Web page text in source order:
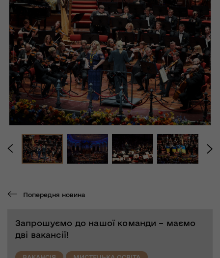
Попередня новина
Запрошуємо до нашої команди – маємо
дві вакансії!